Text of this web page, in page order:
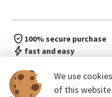
We use
of this
100% secure purchase
fast and easy